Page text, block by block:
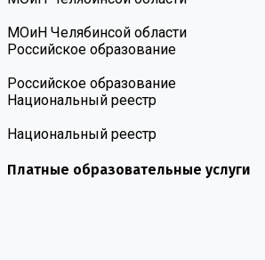
МОиН Челябинсой области
Российское образование
Российское образование
Национальный реестр
Национальный реестр
Платные образовательные услуги